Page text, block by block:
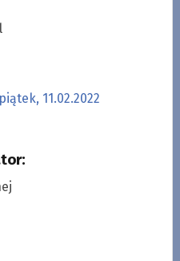
piątek, 11.02.2022